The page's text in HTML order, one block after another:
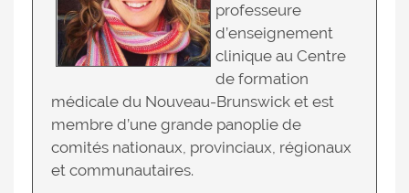
professeure
d’enseignement
clinique au Centre
de formation
médicale du Nouveau-Brunswick et est
membre d’une grande panoplie de
comités nationaux, provinciaux, régionaux
et communautaires.